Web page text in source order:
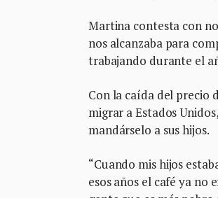
Martina contesta con
nos alcanzaba para
trabajando durante el
Con la caída del precio
migrar a Estados
mandárselo a sus hijos.
“Cuando mis hijos
esos años el café ya no